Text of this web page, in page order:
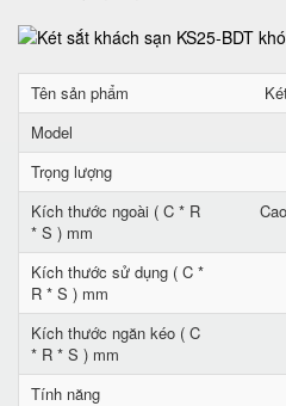
Tên sản phẩm
Model
Trọng lượng
Kích thước ngoài ( C * R
* S ) mm
Kích thước sử dụng ( C *
R * S ) mm
Kích thước ngăn kéo ( C
* R * S ) mm
Tính năng